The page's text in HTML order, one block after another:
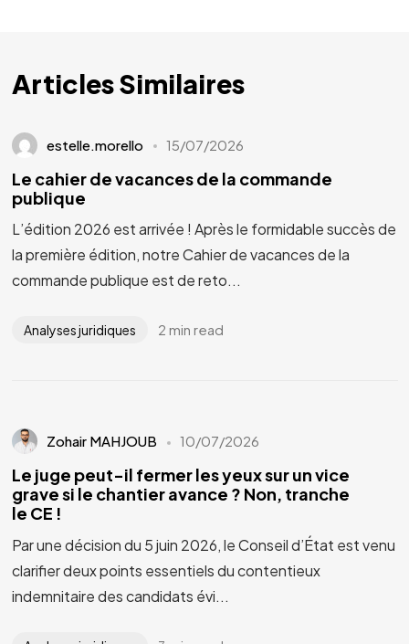
Articles Similaires
estelle.morello 15/07/2026
Le cahier de vacances de la commande
publique
L’édition 2026 est arrivée ! Après le formidable succès de
la première édition, notre Cahier de vacances de la
commande publique est de reto...
Analyses juridiques 2 min read
Zohair MAHJOUB 10/07/2026
Le juge peut-il fermer les yeux sur un vice
grave si le chantier avance ? Non, tranche
le CE !
Par une décision du 5 juin 2026, le Conseil d’État est venu
clarifier deux points essentiels du contentieux
indemnitaire des candidats évi...